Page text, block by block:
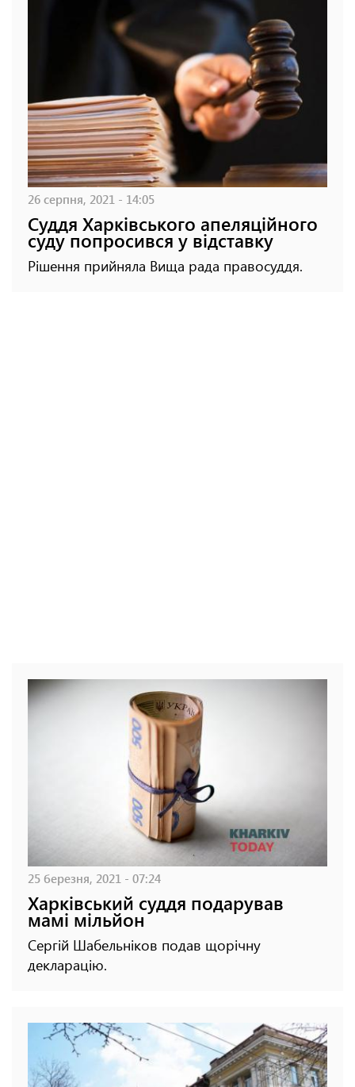
26 серпня, 2021 - 14:05
Суддя Харківського апеляційного
суду попросився у відставку
Рішення прийняла Вища рада правосуддя.
25 березня, 2021 - 07:24
Харківський суддя подарував
мамі мільйон
Сергій Шабельніков подав щорічну
декларацію.